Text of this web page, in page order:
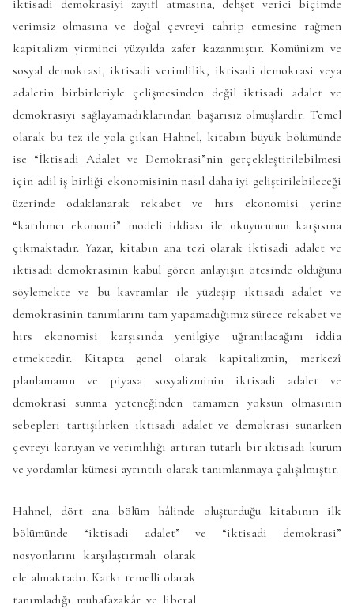
iktisadi demokrasiyi zayıfl atmasına, dehşet verici biçimde
verimsiz olmasına ve doğal çevreyi tahrip etmesine rağmen
kapitalizm yirminci yüzyılda zafer kazanmıştır. Komünizm ve
sosyal demokrasi, iktisadi verimlilik, iktisadi demokrasi veya
adaletin birbirleriyle çelişmesinden değil iktisadi adalet ve
demokrasiyi sağlayamadıklarından başarısız olmuşlardır. Temel
olarak bu tez ile yola çıkan Hahnel, kitabın büyük bölümünde
ise “İktisadi Adalet ve Demokrasi”nin gerçekleştirilebilmesi
için adil iş birliği ekonomisinin nasıl daha iyi geliştirilebileceği
üzerinde odaklanarak rekabet ve hırs ekonomisi yerine
“katılımcı ekonomi” modeli iddiası ile okuyucunun karşısına
çıkmaktadır. Yazar, kitabın ana tezi olarak iktisadi adalet ve
iktisadi demokrasinin kabul gören anlayışın ötesinde olduğunu
söylemekte ve bu kavramlar ile yüzleşip iktisadi adalet ve
demokrasinin tanımlarını tam yapamadığımız sürece rekabet ve
hırs ekonomisi karşısında yenilgiye uğranılacağını iddia
etmektedir. Kitapta genel olarak kapitalizmin, merkezî
planlamanın ve piyasa sosyalizminin iktisadi adalet ve
demokrasi sunma yeteneğinden tamamen yoksun olmasının
sebepleri tartışılırken iktisadi adalet ve demokrasi sunarken
çevreyi koruyan ve verimliliği artıran tutarlı bir iktisadi kurum
ve yordamlar kümesi ayrıntılı olarak tanımlanmaya çalışılmıştır.
Hahnel, dört ana bölüm hâlinde oluşturduğu kitabının ilk
bölümünde “iktisadi adalet” ve “iktisadi demokrasi”
nosyonlarını karşılaştırmalı olarak
ele almaktadır. Katkı temelli olarak
tanımladığı muhafazakâr ve liberal